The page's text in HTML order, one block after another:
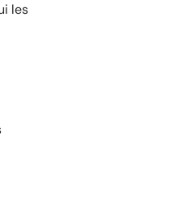
les